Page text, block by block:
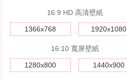
16:9 HD 高清壁紙
1366x768 1920x1080
16:10 寬屏壁紙
1280x800 1440x900